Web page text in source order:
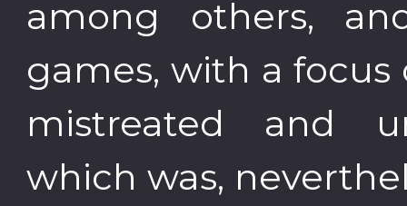
among others,
games, with a focus
mistreated and
which was,